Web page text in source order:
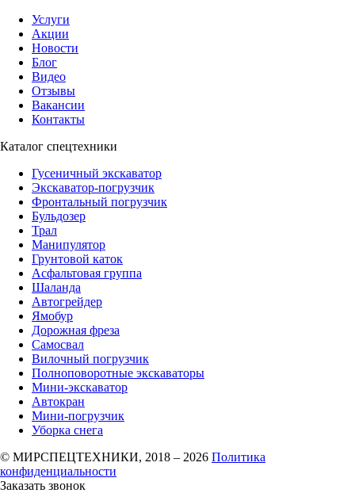
Услуги
Акции
Новости
Блог
Видео
Отзывы
Вакансии
Контакты
Каталог спецтехники
Гусеничный экскаватор
Экскаватор-погрузчик
Фронтальный погрузчик
Бульдозер
Трал
Манипулятор
Грунтовой каток
Асфальтовая группа
Шаланда
Автогрейдер
Ямобур
Дорожная фреза
Самосвал
Вилочный погрузчик
Полноповоротные экскаваторы
Мини-экскаватор
Автокран
Мини-погрузчик
Уборка снега
© МИРСПЕЦТЕХНИКИ, 2018 – 2026 Политика
конфиденциальности
Заказать звонок